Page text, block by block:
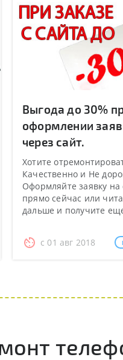
Выгода до 30%
оформлении
через сайт.
Хотите
Качественно и Не
Оформляйте заявку на
прямо сейчас или
дальше и получите
с 01 авг 2018